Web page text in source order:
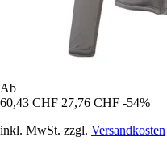
Ab
60,43 CHF 27,76 CHF -54%
inkl. MwSt. zzgl. Versandkosten